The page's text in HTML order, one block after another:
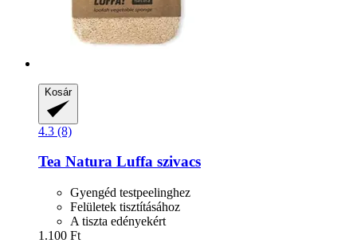
Kosár
4.3 (8)
Tea Natura Luffa szivacs
Gyengéd testpeelinghez
Felületek tisztításához
A tiszta edényekért
1.100 Ft